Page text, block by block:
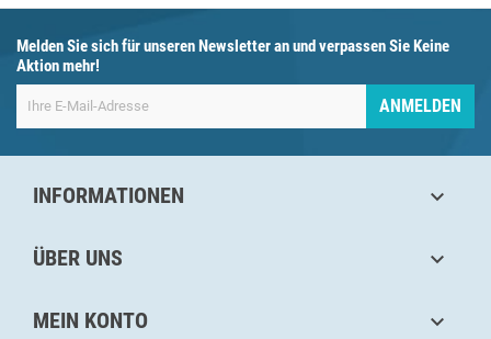
Melden Sie sich für unseren Newsletter an und verpassen Sie Keine
Aktion mehr!
ANMELDEN
INFORMATIONEN 
ÜBER UNS 
MEIN KONTO 